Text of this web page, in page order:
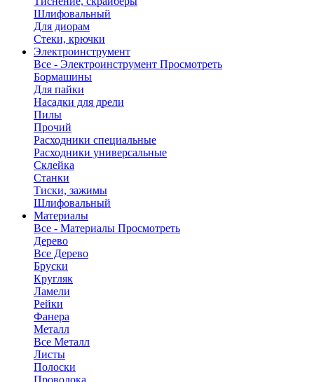
Шлифовальный
Для диорам
Стеки, крючки
Электроинструмент
Все - Электроинструмент Просмотреть
Бормашины
Для пайки
Насадки для дрели
Пилы
Прочий
Расходники специальные
Расходники универсальные
Склейка
Станки
Тиски, зажимы
Шлифовальный
Материалы
Все - Материалы Просмотреть
Дерево
Все Дерево
Бруски
Кругляк
Ламели
Рейки
Фанера
Металл
Все Металл
Листы
Полоски
Проволока